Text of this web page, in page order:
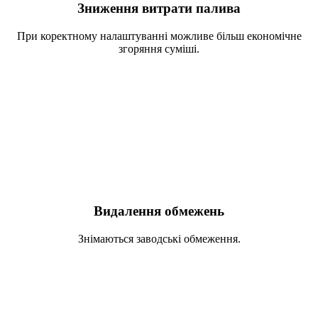
Зниження витрати палива
При коректному налаштуванні можливе більш економічне
згоряння суміші.
Видалення обмежень
Знімаються заводські обмеження.